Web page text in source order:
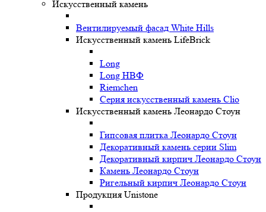
Искусственный камень
Вентилируемый фасад White Hills
Искусственный камень LifeBrick
Long
Long НВФ
Riemchen
Серия искусственный камень Clio
Искусственный камень Леонардо Стоун
Гипсовая плитка Леонардо Стоун
Декоративный камень серии Slim
Декоративный кирпич Леонардо Стоун
Камень Леонардо Стоун
Ригельный кирпич Леонардо Стоун
Продукция Unistone